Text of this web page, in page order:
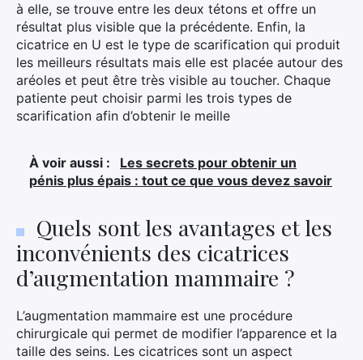
à elle, se trouve entre les deux tétons et offre un
résultat plus visible que la précédente. Enfin, la
cicatrice en U est le type de scarification qui produit
les meilleurs résultats mais elle est placée autour des
aréoles et peut être très visible au toucher. Chaque
patiente peut choisir parmi les trois types de
scarification afin d’obtenir le meille
À voir aussi :
Les secrets pour obtenir un
pénis plus épais : tout ce que vous devez savoir
Quels sont les avantages et les
inconvénients des cicatrices
d’augmentation mammaire ?
L’augmentation mammaire est une procédure
chirurgicale qui permet de modifier l’apparence et la
taille des seins. Les cicatrices sont un aspect